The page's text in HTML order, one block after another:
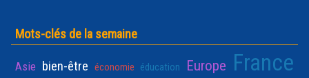
Mots-clés de la semaine
Asie bien-être économie éducation Europe France